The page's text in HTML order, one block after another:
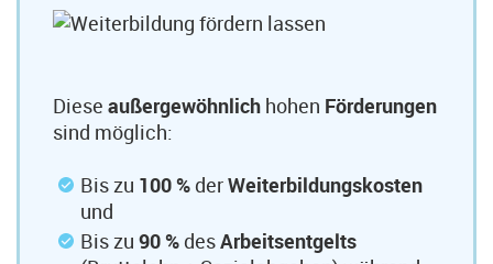
Diese außergewöhnlich hohen Förderungen
sind möglich:
Bis zu 100 % derWeiterbildungskosten
und
Bis zu 90 % desArbeitsentgelts